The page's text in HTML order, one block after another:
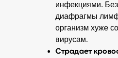
инфекциями.
диафрагмы
организм хуже
вирусам.
Страдает